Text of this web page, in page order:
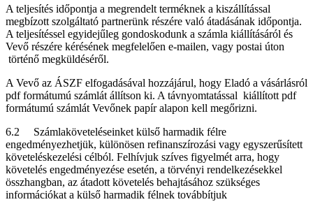
A teljesítés időpontja a megrendelt terméknek a kiszállítással
megbízott szolgáltató partnerünk részére való átadásának időpontja.
A teljesítéssel egyidejűleg gondoskodunk a számla kiállításáról és
Vevő részére kérésének megfelelően e-mailen, vagy postai úton
történő megküldéséről.
A Vevő az ÁSZF elfogadásával hozzájárul, hogy Eladó a vásárlásról
pdf formátumú számlát állítson ki. A távnyomtatással kiállított pdf
formátumú számlát Vevőnek papír alapon kell megőrizni.
6.2 Számlaköveteléseinket külső harmadik félre
engedményezhetjük, különösen refinanszírozási vagy egyszerűsített
követeléskezelési célból. Felhívjuk szíves figyelmét arra, hogy
követelés engedményezése esetén, a törvényi rendelkezésekkel
összhangban, az átadott követelés behajtásához szükséges
információkat a külső harmadik félnek továbbítjuk